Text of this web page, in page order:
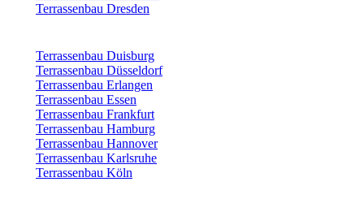
Terrassenbau Dresden
Terrassenbau Duisburg
Terrassenbau Düsseldorf
Terrassenbau Erlangen
Terrassenbau Essen
Terrassenbau Frankfurt
Terrassenbau Hamburg
Terrassenbau Hannover
Terrassenbau Karlsruhe
Terrassenbau Köln